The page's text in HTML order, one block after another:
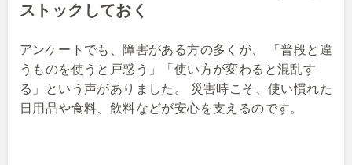
ストックしておく
アンケートでも、障害がある方の多くが、 「普段と違
うものを使うと戸惑う」「使い方が変わると混乱す
る」という声がありました。 災害時こそ、使い慣れた
日用品や食料、飲料などが安心を支えるのです。